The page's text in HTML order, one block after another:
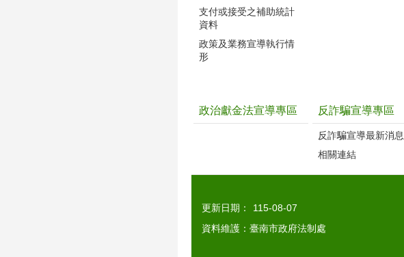
支付或接受之補助統計
資料
政策及業務宣導執行情
形
政治獻金法宣導專區 反詐騙宣導專區
反詐騙宣導最新消息
相關連結
更新日期：
115-08-07
資料維護：臺南市政府法制處